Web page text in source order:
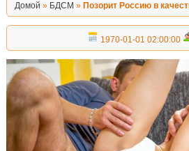
Домой » БДСМ » Позорит Россию в
1970-01-01 02:00:00